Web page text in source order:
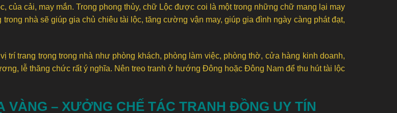
của cải, may mắn. Trong phong thủy, chữ Lộc được coi là một trong những chữ mang lại may
nhà sẽ giúp gia chủ chiêu tài lộc, tăng cường vận may, giúp gia đình ngày càng phát đạt,
trang trọng trong nhà như phòng khách, phòng làm việc, phòng thờ, cửa hàng kinh doanh,
lễ thăng chức rất ý nghĩa. Nên treo tranh ở hướng Đông hoặc Đông Nam để thu hút tài lộc
– XƯỞNG CHẾ TÁC TRANH ĐỒNG UY TÍN